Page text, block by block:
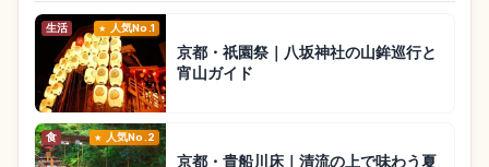
生活 人気No.1
京都・祇園祭｜八坂神社の山鉾巡行と
宵山ガイド
食 人気No.2
京都・貴船川床｜清流の上で味わう夏